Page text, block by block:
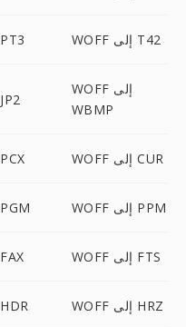
WOFF إلى PT3 WOFF إلى T42
WOFF إلى JP2
WOFF إلى
WBMP
WOFF إلى PCX WOFF إلى CUR
WOFF إلى PGM WOFF إلى PPM
WOFF إلى FAX WOFF إلى FTS
WOFF إلى HDR WOFF إلى HRZ